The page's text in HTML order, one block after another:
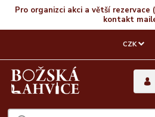
Pro organizci akci a větší
kontakt
CZK